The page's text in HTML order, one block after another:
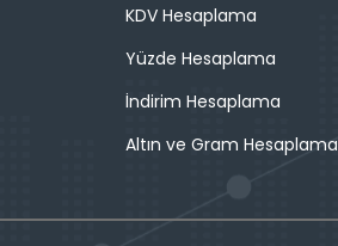
KDV Hesaplama
Yüzde Hesaplama
İndirim Hesaplama
Altın ve Gram Hesaplama